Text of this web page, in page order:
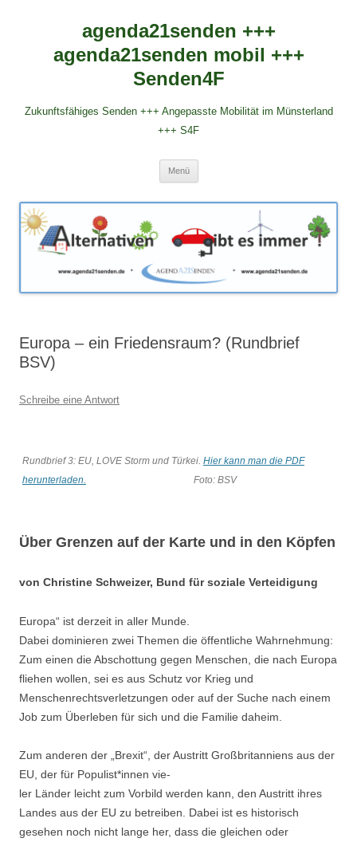
agenda21senden +++
agenda21senden mobil +++
Senden4F
Zukunftsfähiges Senden +++ Angepasste Mobilität im Münsterland
+++ S4F
Menü
Europa – ein Friedensraum? (Rundbrief
BSV)
Schreibe eine Antwort
Rundbrief 3: EU, LOVE Storm und Türkei. Hier kann man die PDF
herunterladen. Foto: BSV
Über Grenzen auf der Karte und in den Köpfen
von Christine Schweizer, Bund für soziale Verteidigung
Europa“ ist derzeit in aller Munde.
Dabei dominieren zwei Themen die öffentliche Wahrnehmung:
Zum einen die Abschottung gegen Menschen, die nach Europa
fliehen wollen, sei es aus Schutz vor Krieg und
Menschenrechtsverletzungen oder auf der Suche nach einem
Job zum Überleben für sich und die Familie daheim.
Zum anderen der „Brexit“, der Austritt Großbritanniens aus der
EU, der für Populist*innen vie‐
ler Länder leicht zum Vorbild werden kann, den Austritt ihres
Landes aus der EU zu betreiben. Dabei ist es historisch
gesehen noch nicht lange her, dass die gleichen oder